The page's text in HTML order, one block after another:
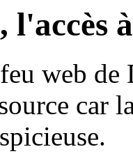
l'accès
web de
car